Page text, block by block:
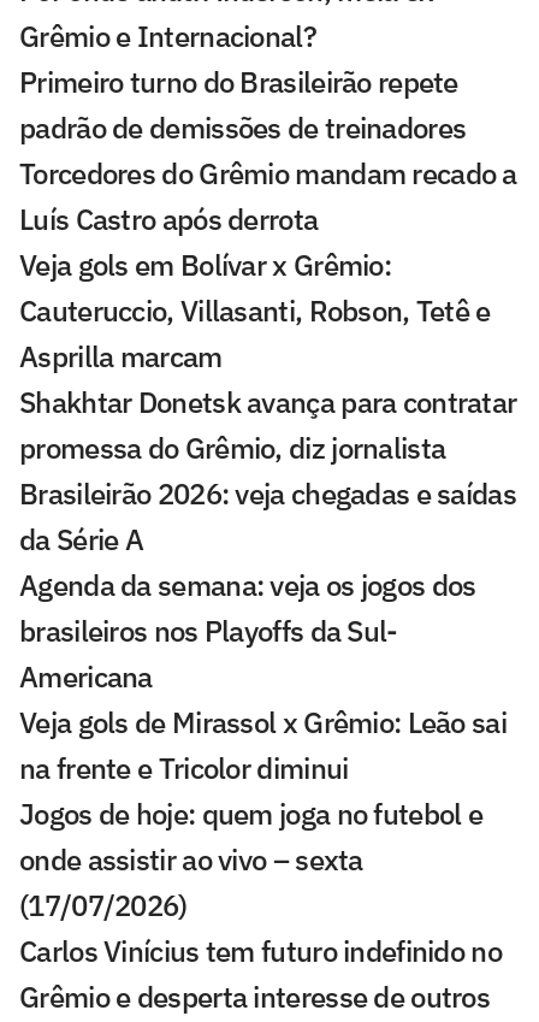
Grêmio e Internacional?
Primeiro turno do Brasileirão repete
padrão de demissões de treinadores
Torcedores do Grêmio mandam recado a
Luís Castro após derrota
Veja gols em Bolívar x Grêmio:
Cauteruccio, Villasanti, Robson, Tetê e
Asprilla marcam
Shakhtar Donetsk avança para contratar
promessa do Grêmio, diz jornalista
Brasileirão 2026: veja chegadas e saídas
da Série A
Agenda da semana: veja os jogos dos
brasileiros nos Playoffs da Sul-
Americana
Veja gols de Mirassol x Grêmio: Leão sai
na frente e Tricolor diminui
Jogos de hoje: quem joga no futebol e
onde assistir ao vivo – sexta
(17/07/2026)
Carlos Vinícius tem futuro indefinido no
Grêmio e desperta interesse de outros